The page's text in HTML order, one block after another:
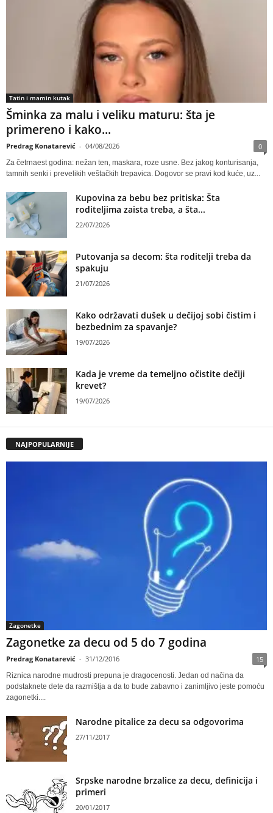
Tatin i mamin kutak
Šminka za malu i veliku maturu: šta je
primereno i kako...
Predrag Konatarević - 04/08/2026 0
Za četrnaest godina: nežan ten, maskara, roze usne. Bez jakog konturisanja,
tamnih senki i prevelikih veštačkih trepavica. Dogovor se pravi kod kuće, uz...
Kupovina za bebu bez pritiska: Šta
roditeljima zaista treba, a šta...
22/07/2026
Putovanja sa decom: šta roditelji treba da
spakuju
21/07/2026
Kako održavati dušek u dečijoj sobi čistim i
bezbednim za spavanje?
19/07/2026
Kada je vreme da temeljno očistite dečiji
krevet?
19/07/2026
NAJPOPULARNIJE
Zagonetke
Zagonetke za decu od 5 do 7 godina
Predrag Konatarević - 31/12/2016 15
Riznica narodne mudrosti prepuna je dragocenosti. Jedan od načina da
podstaknete dete da razmišlja a da to bude zabavno i zanimljivo jeste pomoću
zagonetki....
Narodne pitalice za decu sa odgovorima
27/11/2017
Srpske narodne brzalice za decu, definicija i
primeri
20/01/2017